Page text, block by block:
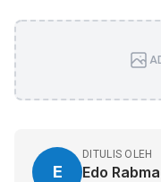
E
DITULIS OLEH
Edo